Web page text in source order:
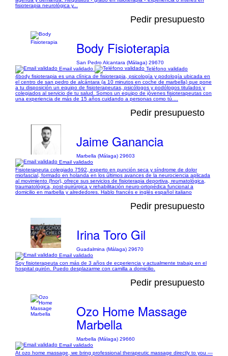
fisioterapia neurológica y...
Pedir presupuesto
Body Fisioterapia
San Pedro Alcantara (Málaga) 29670
Email validado
Teléfono validado
4body fisioterapia es una clínica de fisioterapia, psicología y podología ubicada en
el centro de san pedro de alcántara (a 10 minutos en coche de marbella) que pone
a tu disposición un equipo de fisioterapeutas, psicólogos y podólogos titulados y
colegiados al servicio de tu salud. Somos un equipo de jóvenes fisioterapeutas con
una experiencia de más de 15 años cuidando a personas como tú....
Pedir presupuesto
Jaime Ganancia
Marbella (Málaga) 29603
Email validado
Fisioterapeuta colegiado 7592, experto en punción seca y síndrome de dolor
miofascial, formado en holanda en los últimos avances de la neurociencia aplicada
al movimiento (fnor), ofrece sus servicios de fisioterapia deportiva, reumatológica,
traumatológica, post-quirúrgica y rehabilitación neuro-ortopédica funcional a
domicilio en marbella y alrededores. Hablo francés e inglés español italiano
Pedir presupuesto
Irina Toro Gil
Guadalmina (Málaga) 29670
Email validado
Soy fisioterapeuta con más de 3 años de ecperiencia y actualmente trabajo en el
hospital quirón. Puedo desplazarme con camilla a domicilio.
Pedir presupuesto
Ozo Home Massage
Marbella
Marbella (Málaga) 29660
Email validado
At ozo home massage, we bring professional therapeutic massage directly to you —